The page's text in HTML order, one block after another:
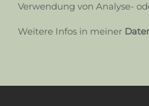
Verwendung von Analyse-
Weitere Infos in meiner